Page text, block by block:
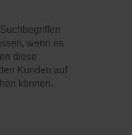
wenn es
diese
Kunden auf
können.